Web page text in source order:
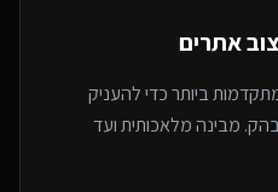
אתרים
ביותר כדי להעניק
מבינה מלאכותית ועד